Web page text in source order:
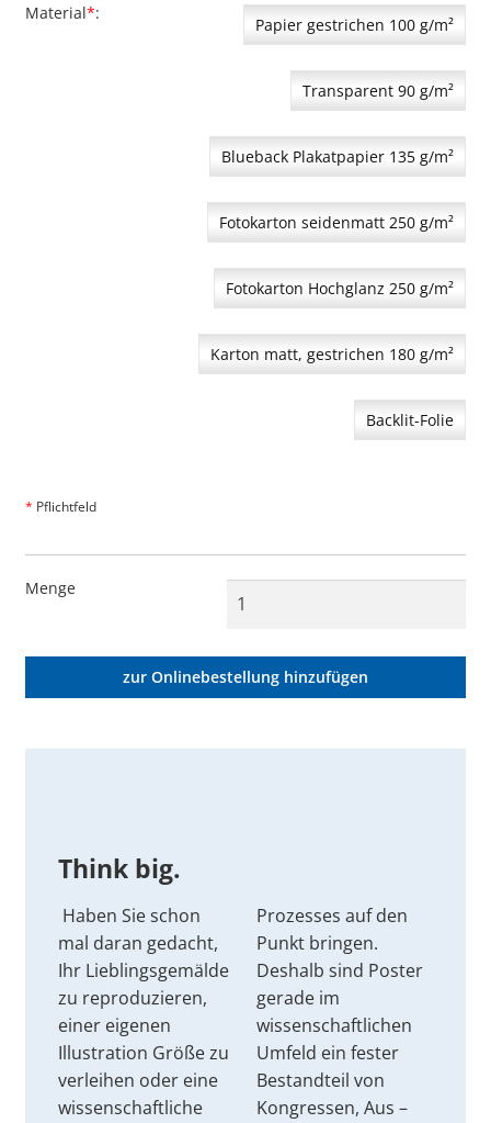
Material*
Papier gestrichen 100 g/m²
Transparent 90 g/m²
Blueback Plakatpapier 135 g/m²
Fotokarton seidenmatt 250 g/m²
Fotokarton Hochglanz 250 g/m²
Karton matt, gestrichen 180 g/m²
Backlit-Folie
* Pflichtfeld
Menge
zur Onlinebestellung hinzufügen
Think big.
Haben Sie schon
mal daran gedacht,
Ihr Lieblingsgemälde
zu reproduzieren,
einer eigenen
Illustration Größe zu
verleihen oder eine
wissenschaftliche
Prozesses auf den
Punkt bringen.
Deshalb sind Poster
gerade im
wissenschaftlichen
Umfeld ein fester
Bestandteil von
Kongressen, Aus –